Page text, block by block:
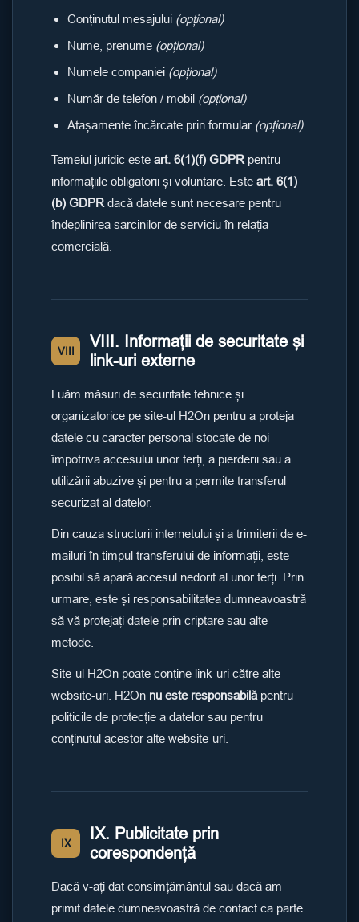
Conținutul mesajului (opțional)
Nume, prenume (opțional)
Numele companiei (opțional)
Număr de telefon / mobil (opțional)
Atașamente încărcate prin formular (opțional)
Temeiul juridic este art. 6(1)(f) GDPR pentru
informațiile obligatorii și voluntare. Este art. 6(1)
(b) GDPR dacă datele sunt necesare pentru
îndeplinirea sarcinilor de serviciu în relația
comercială.
VIII
VIII. Informații de securitate și
link-uri externe
Luăm măsuri de securitate tehnice și
organizatorice pe site-ul H2On pentru a proteja
datele cu caracter personal stocate de noi
împotriva accesului unor terți, a pierderii sau a
utilizării abuzive și pentru a permite transferul
securizat al datelor.
Din cauza structurii internetului și a trimiterii de e-
mailuri în timpul transferului de informații, este
posibil să apară accesul nedorit al unor terți. Prin
urmare, este și responsabilitatea dumneavoastră
să vă protejați datele prin criptare sau alte
metode.
Site-ul H2On poate conține link-uri către alte
website-uri. H2On nu este responsabilă pentru
politicile de protecție a datelor sau pentru
conținutul acestor alte website-uri.
IX
IX. Publicitate prin
corespondență
Dacă v-ați dat consimțământul sau dacă am
primit datele dumneavoastră de contact ca parte